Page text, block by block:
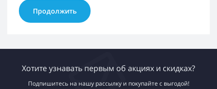
Продолжить
Хотите узнавать первым об акциях и скидках?
Подпишитесь на нашу рассылку и покупайте с выгодой!